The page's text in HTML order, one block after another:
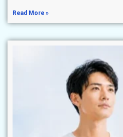
Read More »